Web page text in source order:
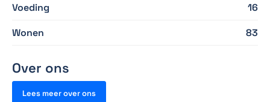
Voeding
16
Wonen
83
Over ons
Lees meer over ons